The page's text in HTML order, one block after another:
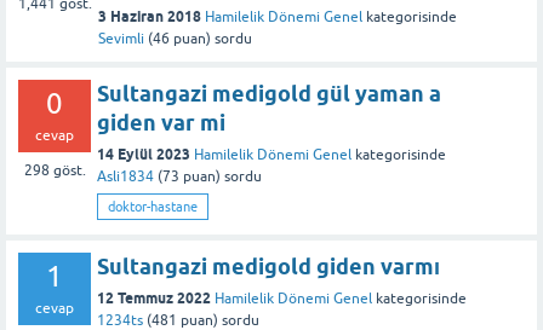
1,441 göst.
3 Haziran 2018 Hamilelik Dönemi Genel kategorisinde
Sevimli (46 puan) sordu
0
cevap
298 göst.
Sultangazi medigold gül yaman a
giden var mi
14 Eylül 2023 Hamilelik Dönemi Genel kategorisinde
Asli1834 (73 puan) sordu
doktor-hastane
1
cevap
Sultangazi medigold giden varmı
12 Temmuz 2022 Hamilelik Dönemi Genel kategorisinde
1234ts (481 puan) sordu